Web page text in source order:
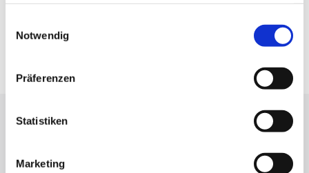
Impressum
Notwendig
Präferenzen
Statistiken
Marketing
Google Maps
Lassen Sie sich inspirieren!
Mit unserem Newsletter bleiben Sie zu Events,